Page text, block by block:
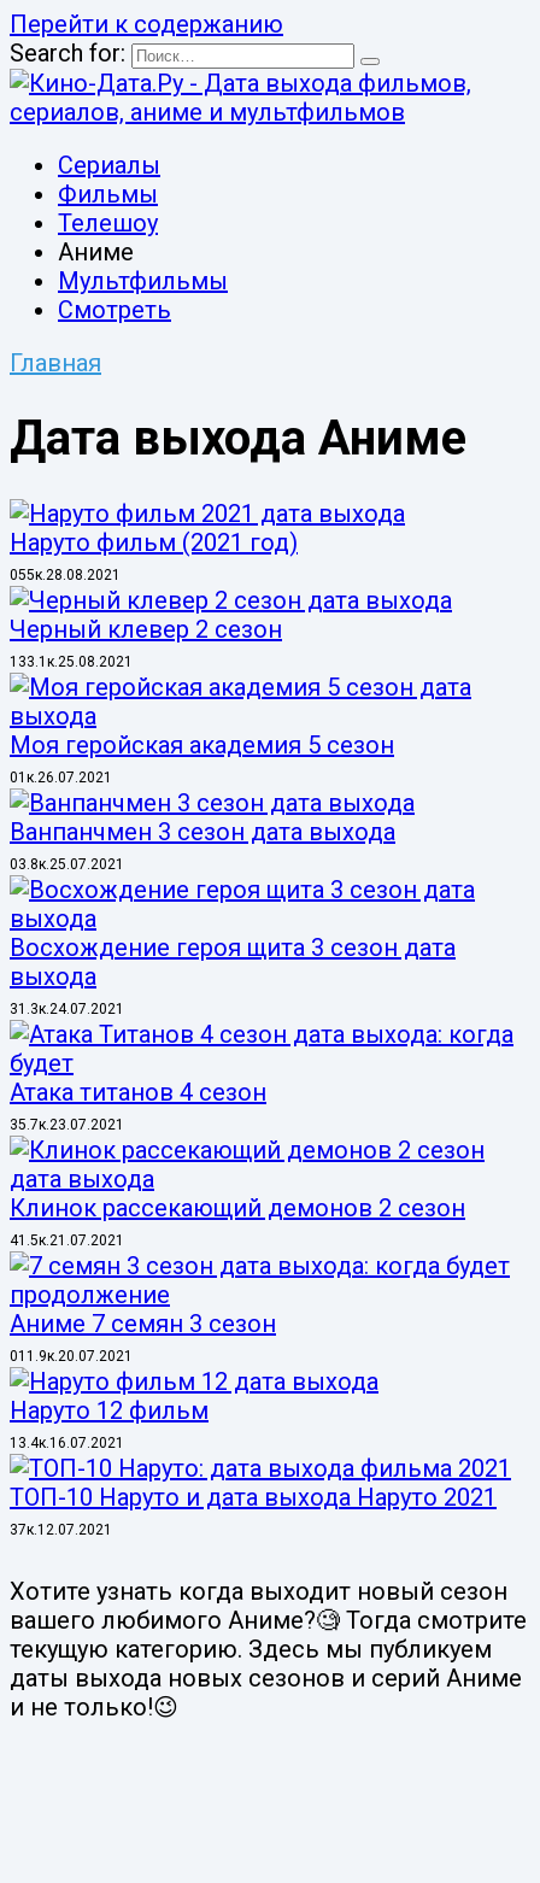
Перейти к содержанию
Search for:
Сериалы
Фильмы
Телешоу
Аниме
Мультфильмы
Смотреть
Главная
Дата выхода Аниме
Наруто фильм (2021 год)
055к. 28.08.2021
Черный клевер 2 сезон
1 33.1к. 25.08.2021
Моя геройская академия 5 сезон
01к. 26.07.2021
Ванпанчмен 3 сезон дата выхода
03.8к. 25.07.2021
Восхождение героя щита 3 сезон дата
выхода
31.3к. 24.07.2021
Атака титанов 4 сезон
35.7к. 23.07.2021
Клинок рассекающий демонов 2 сезон
41.5к. 21.07.2021
Аниме 7 семян 3 сезон
011.9к. 20.07.2021
Наруто 12 фильм
1 3.4к. 16.07.2021
ТОП-10 Наруто и дата выхода Наруто 2021
37к. 12.07.2021
Хотите узнать когда выходит новый сезон
вашего любимого Аниме?🧐 Тогда смотрите
текущую категорию. Здесь мы публикуем
даты выхода новых сезонов и серий Аниме
и не только!😉